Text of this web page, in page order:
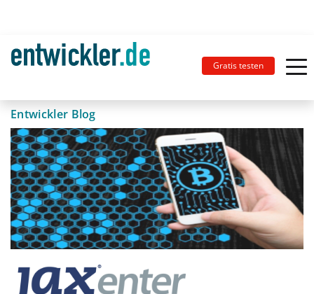
Gratis testen
Entwickler Blog